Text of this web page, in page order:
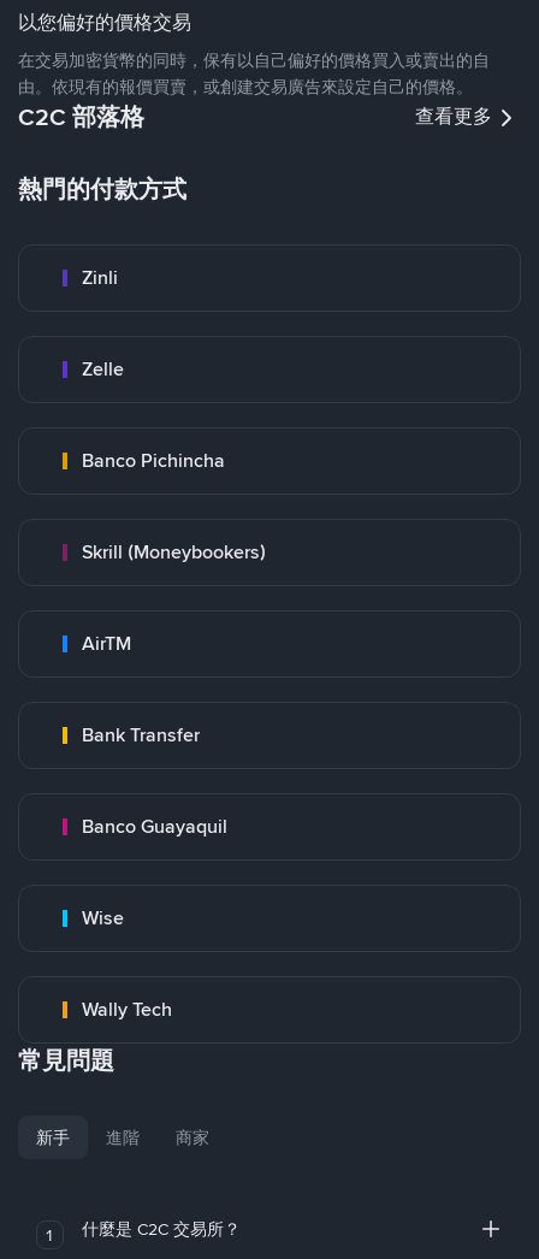
以您偏好的價格交易
在交易加密貨幣的同時，保有以自己偏好的價格買入或賣出的自
由。依現有的報價買賣，或創建交易廣告來設定自己的價格。
C2C 部落格 查看更多
熱門的付款方式
Zinli
Zelle
Banco Pichincha
Skrill (Moneybookers)
AirTM
Bank Transfer
Banco Guayaquil
Wise
Wally Tech
常見問題
新手 進階 商家
1 什麼是 C2C 交易所？